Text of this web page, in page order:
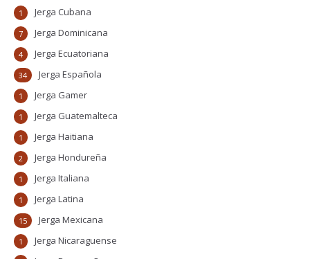
Jerga Cubana
1
Jerga Dominicana
7
Jerga Ecuatoriana
4
Jerga Española
34
Jerga Gamer
1
Jerga Guatemalteca
1
Jerga Haitiana
1
Jerga Hondureña
2
Jerga Italiana
1
Jerga Latina
1
Jerga Mexicana
15
Jerga Nicaraguense
1